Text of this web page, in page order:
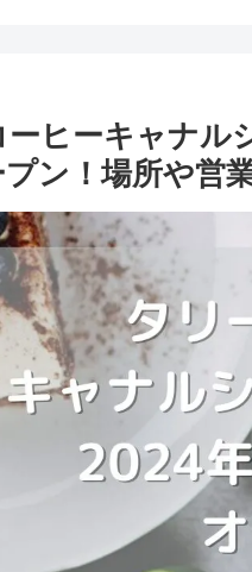
ヒーキャナル
プン！場所や営